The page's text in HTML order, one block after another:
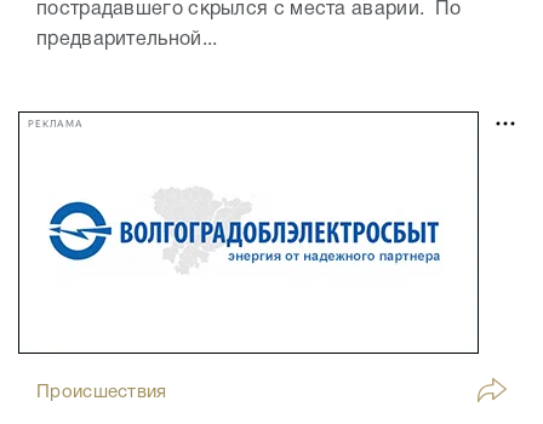
пострадавшего скрылся с места аварии. По
предварительной...
РЕКЛАМА
Происшествия